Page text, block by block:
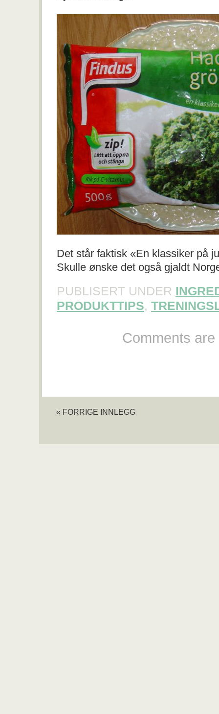
Det står faktisk «En klassiker på
Skulle ønske det også gjaldt
PUBLISERT UNDER
PRODUKTTIPS,
Comments
« FORRIGE INNLEGG